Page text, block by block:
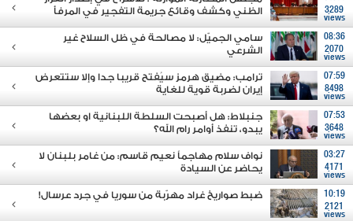
3289
views
الظني وكشف وقائع جريمة التفجير في المرفأ
08:36
2070
views
سامي الجميّل: لا مصالحة في ظل السلاح غير
الشرعي
07:59
8498
views
ترامب: مضيق هرمز سيُفتح قريبا جدا وإلا ستتعرض
إيران لضربة قوية للغاية
07:53
3648
views
جنبلاط: هل أصبحت السلطة اللبنانية او بعضها
يبدو، تنفذ أوامر رام الله؟
03:27
4171
views
نواف سلام مهاجماً نعيم قاسم: من غامر بلبنان لا
يحاضر عن السيادة
10:19
2121
views
ضبط صواريخ غراد مهرّبة من سوريا في جرد عرسال!